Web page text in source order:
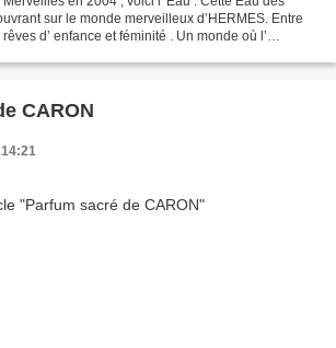
sur le monde merveilleux d’HERMES. Entre
d’ enfance et féminité . Un monde où l’
CARON